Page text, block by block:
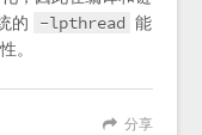
的 -lpthread 能
。
分享